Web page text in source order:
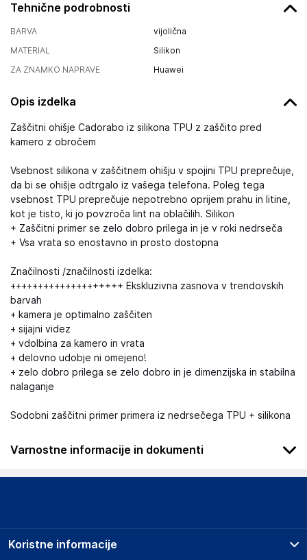
Tehnične podrobnosti
BARVA
vijolična
MATERIAL
Silikon
ZA ZNAMKO NAPRAVE
Huawei
Opis izdelka
Zaščitni ohišje Cadorabo iz silikona TPU z zaščito pred
kamero z obročem
Vsebnost silikona v zaščitnem ohišju v spojini TPU preprečuje,
da bi se ohišje odtrgalo iz vašega telefona. Poleg tega
vsebnost TPU preprečuje nepotrebno oprijem prahu in litine,
kot je tisto, ki jo povzroča lint na oblačilih. Silikon
+ Zaščitni primer se zelo dobro prilega in je v roki nedrseča
+ Vsa vrata so enostavno in prosto dostopna
Značilnosti /značilnosti izdelka:
++++++++++++++++++++ Ekskluzivna zasnova v trendovskih
barvah
+ kamera je optimalno zaščiten
+ sijajni videz
+ vdolbina za kamero in vrata
+ delovno udobje ni omejeno!
+ zelo dobro prilega se zelo dobro in je dimenzijska in stabilna
nalaganje
Sodobni zaščitni primer primera iz nedrsečega TPU + silikona
Varnostne informacije in dokumenti
.
izdelka in lahko vključujejo ključne varnostne informacije,
povezane z določenim izdelkom.
Koristne informacije